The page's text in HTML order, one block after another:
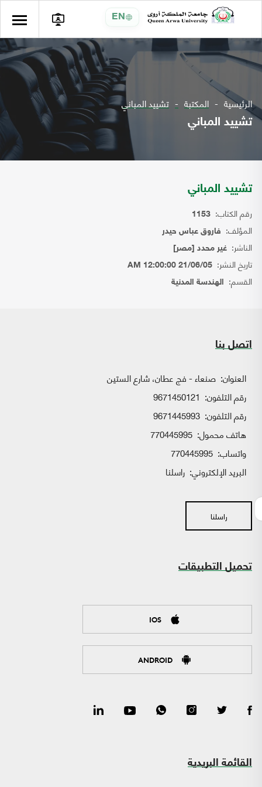
EN
الرئيسية المكتبة تشييد المباني
تشييد المباني
تشييد المباني
رقم الكتاب: 1153
المؤلف: فاروق عباس حيدر
الناشر: غير محدد [مصر]
تاريخ النشر: 21/06/05 12:00:00 AM
القسم: الهندسة المدنية
اتصل بنا
العنوان: صنعاء - فج عطان، شارع الستين
رقم التلفون: 9671450121
رقم التلفون: 9671445993
هاتف محمول: 770445995
واتساب:
البريد الإلكتروني: راسلنا
راسلنا
تحميل التطبيقات
IOS
ANDROID
القائمة البريدية